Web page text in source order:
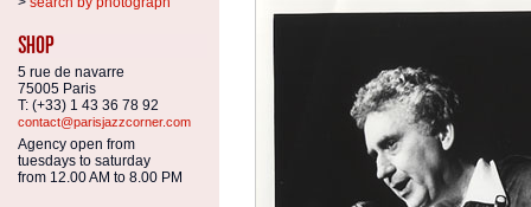
5 rue de navarre
75005 Paris
T: (+33) 1 43 36 78 92
contact@parisjazzcorner.com
Agency open from
tuesdays to saturday
from 12.00 AM to 8.00 PM